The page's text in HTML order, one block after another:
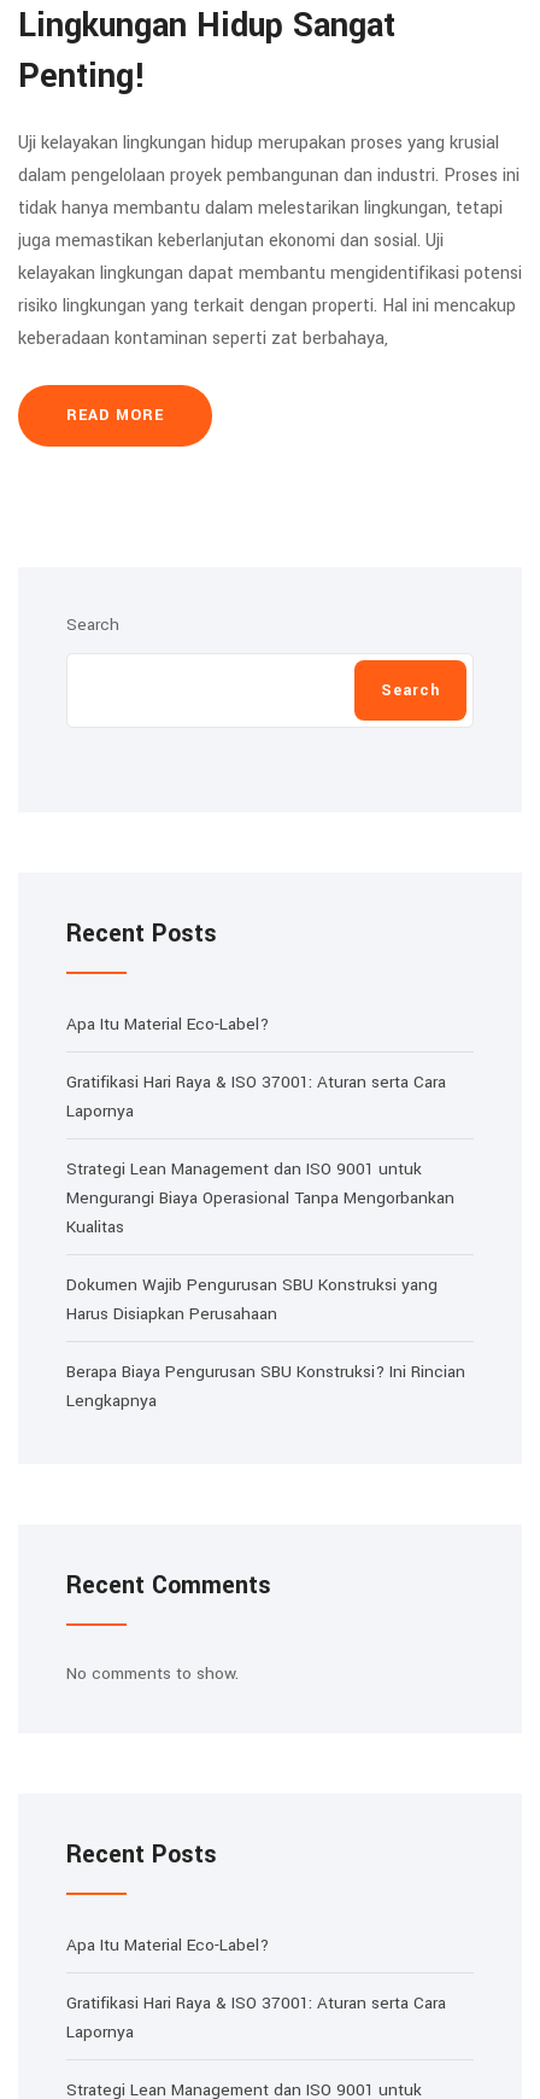
Lingkungan Hidup Sangat
Penting!
Uji kelayakan lingkungan hidup merupakan proses yang krusial
dalam pengelolaan proyek pembangunan dan industri. Proses ini
tidak hanya membantu dalam melestarikan lingkungan, tetapi
juga memastikan keberlanjutan ekonomi dan sosial. Uji
kelayakan lingkungan dapat membantu mengidentifikasi potensi
risiko lingkungan yang terkait dengan properti. Hal ini mencakup
keberadaan kontaminan seperti zat berbahaya,
READ MORE
Search
Search
Recent Posts
Apa Itu Material Eco-Label?
Gratifikasi Hari Raya & ISO 37001: Aturan serta Cara
Lapornya
Strategi Lean Management dan ISO 9001 untuk
Mengurangi Biaya Operasional Tanpa Mengorbankan
Kualitas
Dokumen Wajib Pengurusan SBU Konstruksi yang
Harus Disiapkan Perusahaan
Berapa Biaya Pengurusan SBU Konstruksi? Ini Rincian
Lengkapnya
Recent Comments
No comments to show.
Recent Posts
Apa Itu Material Eco-Label?
Gratifikasi Hari Raya & ISO 37001: Aturan serta Cara
Lapornya
Strategi Lean Management dan ISO 9001 untuk